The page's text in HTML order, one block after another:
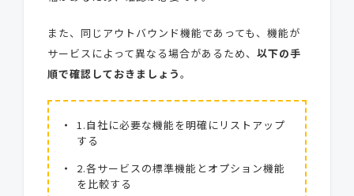
また、同じアウトバウンド機能であっても、機能が
サービスによって異なる場合があるため、 以下の手
順で確認しておきましょう。
1.自社に必要な機能を明確にリストアップ
する
2.各サービスの標準機能とオプション機能
を比較する